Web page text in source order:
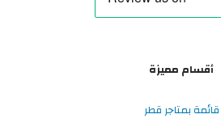
أقسام مميزة
قائمة بمتاجر قطر